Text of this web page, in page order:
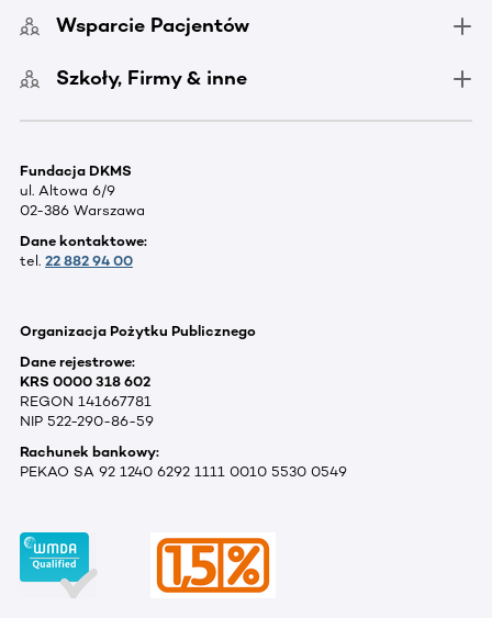
Wsparcie Pacjentów
Szkoły, Firmy & inne
Fundacja DKMS
ul. Altowa 6/9
02-386 Warszawa
Dane kontaktowe:
tel. 22 882 94 00
Organizacja Pożytku Publicznego
Dane rejestrowe:
KRS 0000 318 602
REGON 141667781
NIP 522-290-86-59
Rachunek bankowy:
PEKAO SA 92 1240 6292 1111 0010 5530 0549